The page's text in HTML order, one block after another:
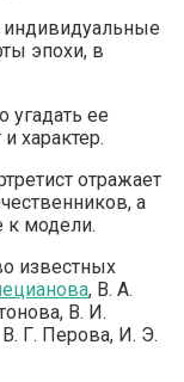
индивидуальные
эпохи, в
ее
характер.
отражает
а
к модели.
известных
, В. А.
В. И.
Г. Перова, И. Э.